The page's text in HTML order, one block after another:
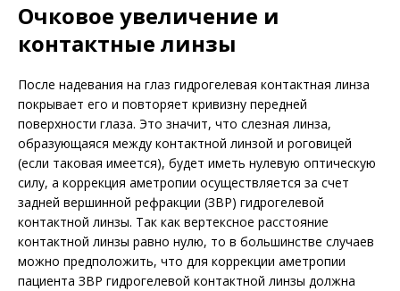
Очковое увеличение и
контактные линзы
После надевания на глаз гидрогелевая контактная линза
покрывает его и повторяет кривизну передней
поверхности глаза. Это значит, что слезная линза,
образующаяся между контактной линзой и роговицей
(если таковая имеется), будет иметь нулевую оптическую
силу, а коррекция аметропии осуществляется за счет
задней вершинной рефракции (ЗВР) гидрогелевой
контактной линзы. Так как вертексное расстояние
контактной линзы равно нулю, то в большинстве случаев
можно предположить, что для коррекции аметропии
пациента ЗВР гидрогелевой контактной линзы должна